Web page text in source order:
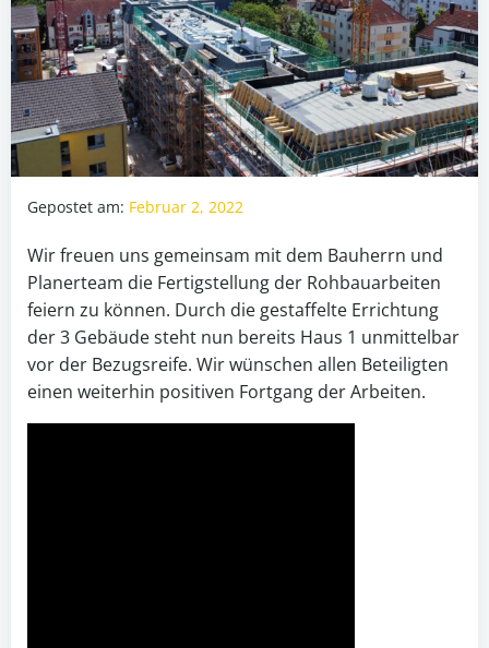
Gepostet am: Februar 2, 2022
Wir freuen uns gemeinsam mit dem Bauherrn und
Planerteam die Fertigstellung der Rohbauarbeiten
feiern zu können. Durch die gestaffelte Errichtung
der 3 Gebäude steht nun bereits Haus 1 unmittelbar
vor der Bezugsreife. Wir wünschen allen Beteiligten
einen weiterhin positiven Fortgang der Arbeiten.